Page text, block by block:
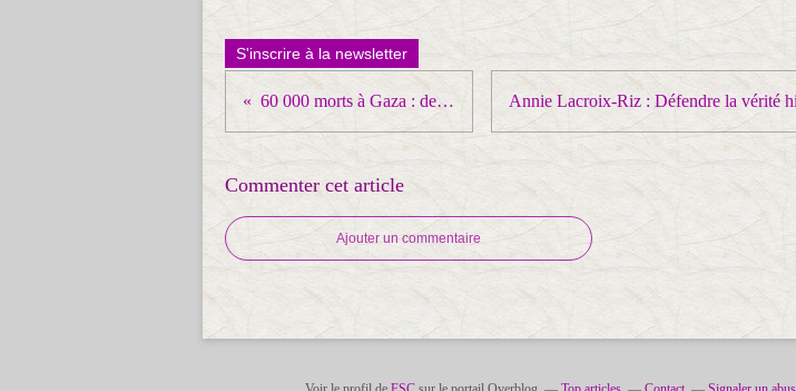
S'inscrire à la newsletter
60 000 morts à Gaza : des statistiques ?
Commenter cet article
Ajouter un commentaire